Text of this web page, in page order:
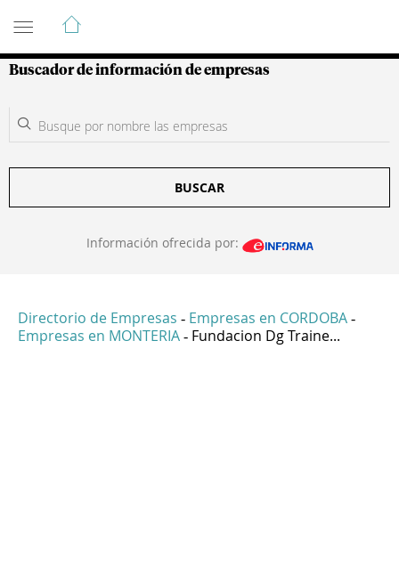
Guía de Empresas Colombianas
Buscador de información de empresas
BUSCAR
Información ofrecida por:
Directorio de Empresas - Empresas en CORDOBA -
Empresas en MONTERIA - Fundacion Dg Traine...